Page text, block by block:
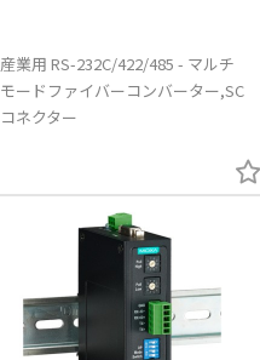
産業用 RS-232C/422/485 - マルチ
モードファイバーコンバーター,SC
コネクター